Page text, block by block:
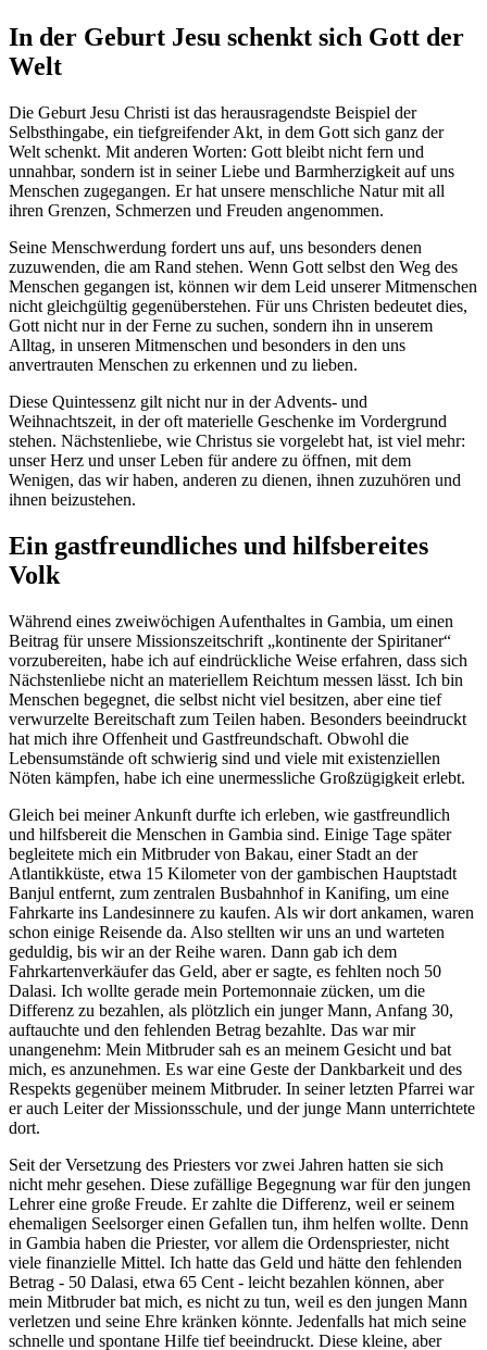
In der Geburt Jesu schenkt sich Gott der
Welt
Die Geburt Jesu Christi ist das herausragendste Beispiel der
Selbsthingabe, ein tiefgreifender Akt, in dem Gott sich ganz der
Welt schenkt. Mit anderen Worten: Gott bleibt nicht fern und
unnahbar, sondern ist in seiner Liebe und Barmherzigkeit auf uns
Menschen zugegangen. Er hat unsere menschliche Natur mit all
ihren Grenzen, Schmerzen und Freuden angenommen.
Seine Menschwerdung fordert uns auf, uns besonders denen
zuzuwenden, die am Rand stehen. Wenn Gott selbst den Weg des
Menschen gegangen ist, können wir dem Leid unserer Mitmenschen
nicht gleichgültig gegenüberstehen. Für uns Christen bedeutet dies,
Gott nicht nur in der Ferne zu suchen, sondern ihn in unserem
Alltag, in unseren Mitmenschen und besonders in den uns
anvertrauten Menschen zu erkennen und zu lieben.
Diese Quintessenz gilt nicht nur in der Advents- und
Weihnachtszeit, in der oft materielle Geschenke im Vordergrund
stehen. Nächstenliebe, wie Christus sie vorgelebt hat, ist viel mehr:
unser Herz und unser Leben für andere zu öffnen, mit dem
Wenigen, das wir haben, anderen zu dienen, ihnen zuzuhören und
ihnen beizustehen.
Ein gastfreundliches und hilfsbereites
Volk
Während eines zweiwöchigen Aufenthaltes in Gambia, um einen
Beitrag für unsere Missionszeitschrift „kontinente der Spiritaner“
vorzubereiten, habe ich auf eindrückliche Weise erfahren, dass sich
Nächstenliebe nicht an materiellem Reichtum messen lässt. Ich bin
Menschen begegnet, die selbst nicht viel besitzen, aber eine tief
verwurzelte Bereitschaft zum Teilen haben. Besonders beeindruckt
hat mich ihre Offenheit und Gastfreundschaft. Obwohl die
Lebensumstände oft schwierig sind und viele mit existenziellen
Nöten kämpfen, habe ich eine unermessliche Großzügigkeit erlebt.
Gleich bei meiner Ankunft durfte ich erleben, wie gastfreundlich
und hilfsbereit die Menschen in Gambia sind. Einige Tage später
begleitete mich ein Mitbruder von Bakau, einer Stadt an der
Atlantikküste, etwa 15 Kilometer von der gambischen Hauptstadt
Banjul entfernt, zum zentralen Busbahnhof in Kanifing, um eine
Fahrkarte ins Landesinnere zu kaufen. Als wir dort ankamen, waren
schon einige Reisende da. Also stellten wir uns an und warteten
geduldig, bis wir an der Reihe waren. Dann gab ich dem
Fahrkartenverkäufer das Geld, aber er sagte, es fehlten noch 50
Dalasi. Ich wollte gerade mein Portemonnaie zücken, um die
Differenz zu bezahlen, als plötzlich ein junger Mann, Anfang 30,
auftauchte und den fehlenden Betrag bezahlte. Das war mir
unangenehm: Mein Mitbruder sah es an meinem Gesicht und bat
mich, es anzunehmen. Es war eine Geste der Dankbarkeit und des
Respekts gegenüber meinem Mitbruder. In seiner letzten Pfarrei war
er auch Leiter der Missionsschule, und der junge Mann unterrichtete
dort.
Seit der Versetzung des Priesters vor zwei Jahren hatten sie sich
nicht mehr gesehen. Diese zufällige Begegnung war für den jungen
Lehrer eine große Freude. Er zahlte die Differenz, weil er seinem
ehemaligen Seelsorger einen Gefallen tun, ihm helfen wollte. Denn
in Gambia haben die Priester, vor allem die Ordenspriester, nicht
viele finanzielle Mittel. Ich hatte das Geld und hätte den fehlenden
Betrag - 50 Dalasi, etwa 65 Cent - leicht bezahlen können, aber
mein Mitbruder bat mich, es nicht zu tun, weil es den jungen Mann
verletzen und seine Ehre kränken könnte. Jedenfalls hat mich seine
schnelle und spontane Hilfe tief beeindruckt. Diese kleine, aber